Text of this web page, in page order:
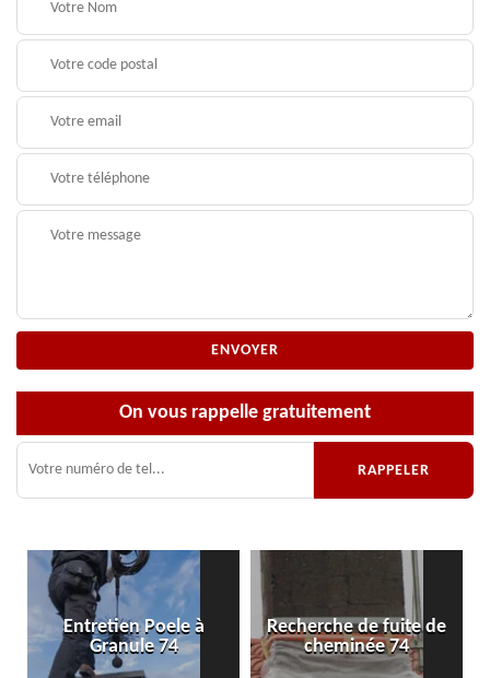
On vous rappelle gratuitement
Recherche de fuite de
cheminée 74
Pose de conduit de
cheminée 74